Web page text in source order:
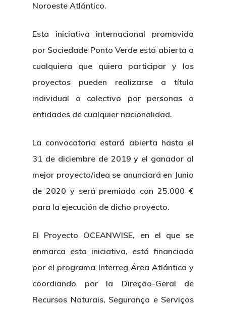
Noroeste Atlántico.
Esta iniciativa internacional promovida
por Sociedade Ponto Verde está abierta a
cualquiera que quiera participar y los
proyectos pueden realizarse a título
individual o colectivo por personas o
entidades de cualquier nacionalidad.
La convocatoria estará abierta hasta el
31 de diciembre de 2019 y el ganador al
mejor proyecto/idea se anunciará en Junio
de 2020 y será premiado con 25.000 €
para la ejecución de dicho proyecto.
El Proyecto OCEANWISE, en el que se
enmarca esta iniciativa, está financiado
por el programa Interreg Área Atlántica y
coordiando por la Direção-Geral de
Recursos Naturais, Segurança e Serviços